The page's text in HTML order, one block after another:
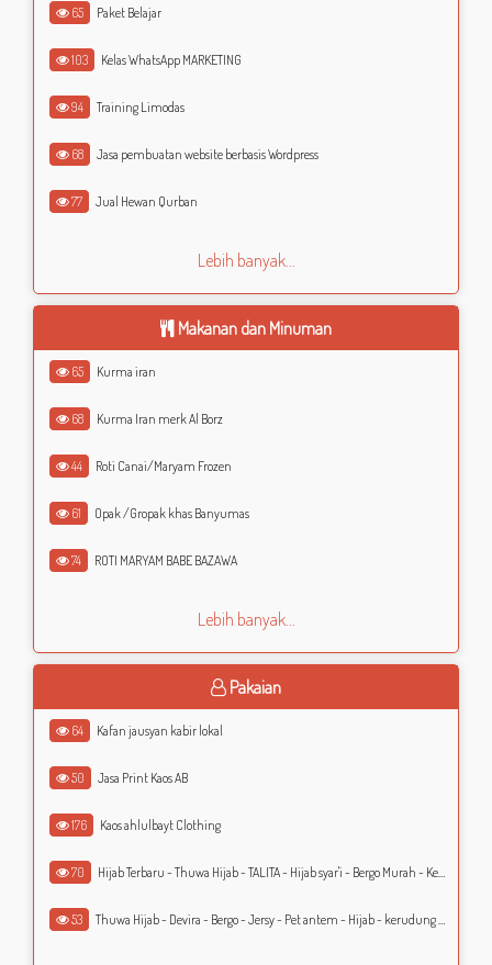
65 Paket Belajar
103 Kelas WhatsApp MARKETING
94 Training Limodas
68 Jasa pembuatan website berbasis Wordpress
77 Jual Hewan Qurban
Lebih banyak...
Makanan dan Minuman
65 Kurma iran
68 Kurma Iran merk Al Borz
44 Roti Canai/Maryam Frozen
61 Opak /Gropak khas Banyumas
74 ROTI MARYAM BABE BAZAWA
Lebih banyak...
Pakaian
64 Kafan jausyan kabir lokal
50 Jasa Print Kaos AB
176 Kaos ahlulbayt Clothing
70 Hijab Terbaru - Thuwa Hijab - TALITA - Hijab syar'i - Bergo Murah - Kerudung Murah - Jilbab Murah
53 Thuwa Hijab - Devira - Bergo - Jersy - Pet antem - Hijab - kerudung - Jilbab